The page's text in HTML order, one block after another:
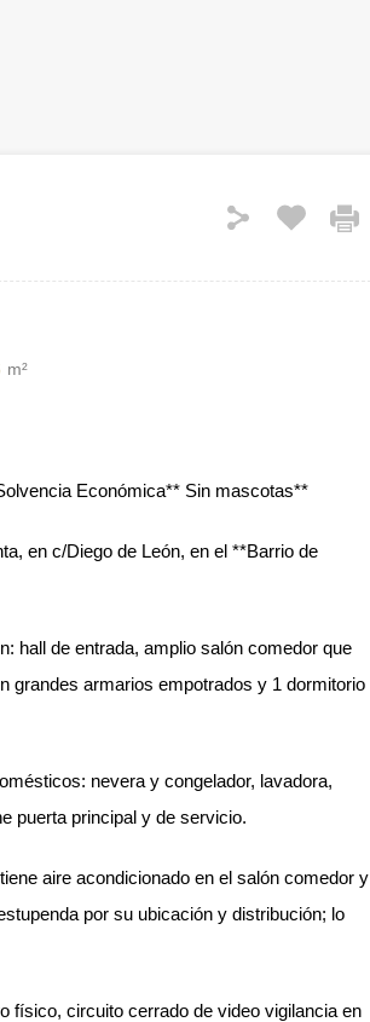
m²
Económica** Sin mascotas**
en c/Diego de León, en el **Barrio de
hall de entrada, amplio salón comedor que
grandes armarios empotrados y 1 dormitorio
nevera y congelador, lavadora,
puerta principal y de servicio.
aire acondicionado en el salón comedor y
por su ubicación y distribución; lo
físico, circuito cerrado de video vigilancia en